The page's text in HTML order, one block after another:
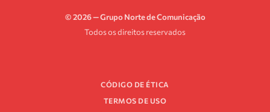
© 2026 — Grupo Norte de Comunicação
Todos os direitos reservados
CÓDIGO DE ÉTICA
TERMOS DE USO